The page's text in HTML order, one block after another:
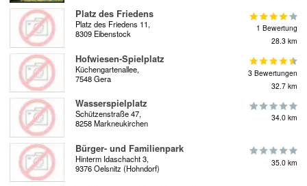
Platz des Friedens
Platz des Friedens 11,
8309 Eibenstock
1 Bewertung
28.3 km
Hofwiesen-Spielplatz
Küchengartenallee,
7548 Gera
3 Bewertungen
32.7 km
Wasserspielplatz
Schützenstraße 47,
8258 Markneukirchen
34.0 km
Bürger- und Familienpark
Hinterm Idaschacht 3,
9376 Oelsnitz (Hohndorf)
35.0 km